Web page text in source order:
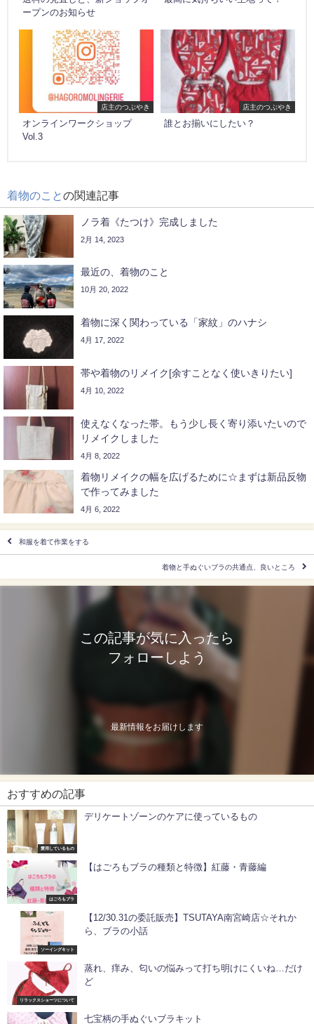
ープンのお知らせ
店主のつぶやき
オンラインワークショップ
Vol.3
店主のつぶやき
誰とお揃いにしたい？
着物のことの関連記事
ノラ着《たつけ》完成しました
2月 14, 2023
最近の、着物のこと
10月 20, 2022
着物に深く関わっている「家紋」のハナシ
4月 17, 2022
帯や着物のリメイク[余すことなく使いきりたい]
4月 10, 2022
使えなくなった帯。もう少し長く寄り添いたいので
リメイクしました
4月 8, 2022
着物リメイクの幅を広げるために☆まずは新品反物
で作ってみました
4月 6, 2022
和服を着て作業をする
着物と手ぬぐいブラの共通点、良いところ
この記事が気に入ったら
フォローしよう
最新情報をお届けします
おすすめの記事
愛用しているもの
デリケートゾーンのケアに使っているもの
はごろもブラ
【はごろもブラの種類と特徴】紅藤・青藤編
ソーイングキット
【12/30.31の委託販売】TSUTAYA南宮崎店☆それか
ら、ブラの小話
リラックスショーツについて
蒸れ、痒み、匂いの悩みって打ち明けにくいね…だけ
ど
七宝柄の手ぬぐいブラキット